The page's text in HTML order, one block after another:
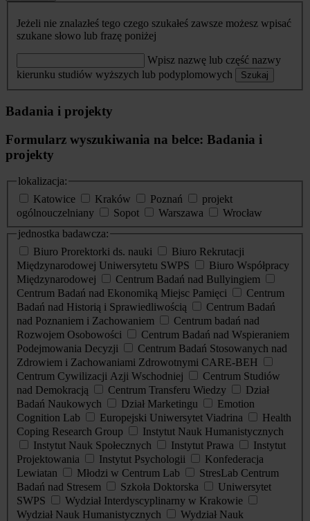
Jeżeli nie znalazłeś tego czego szukałeś zawsze możesz wpisać
szukane słowo lub frazę poniżej
Wpisz nazwę lub część nazwy
kierunku studiów wyższych lub podyplomowych
Szukaj
Badania i projekty
Formularz wyszukiwania na belce: Badania i
projekty
lokalizacja:
Katowice
Kraków Poznań
projekt
ogólnouczelniany
Sopot Warszawa
Wrocław
jednostka badawcza:
Biuro Prorektorki ds. nauki
Biuro Rekrutacji
Międzynarodowej Uniwersytetu SWPS
Biuro Współpracy
Międzynarodowej
Centrum Badań nad Bullyingiem
Centrum Badań nad Ekonomiką Miejsc Pamięci
Centrum
Badań nad Historią i Sprawiedliwością
Centrum Badań
nad Poznaniem i Zachowaniem
Centrum badań nad
Rozwojem Osobowości
Centrum Badań nad Wspieraniem
Podejmowania Decyzji
Centrum Badań Stosowanych nad
Zdrowiem i Zachowaniami Zdrowotnymi CARE-BEH
Centrum Cywilizacji Azji Wschodniej
Centrum Studiów
nad Demokracją
Centrum Transferu Wiedzy
Dział
Badań Naukowych
Dział Marketingu
Emotion
Cognition Lab
Europejski Uniwersytet Viadrina
Health
Coping Research Group
Instytut Nauk Humanistycznych
Instytut Nauk Społecznych
Instytut Prawa
Instytut
Projektowania
Instytut Psychologii
Konfederacja
Lewiatan
Młodzi w Centrum Lab
StresLab Centrum
Badań nad Stresem
Szkoła Doktorska
Uniwersytet
SWPS
Wydział Interdyscyplinarny w Krakowie
Wydział Nauk Humanistycznych
Wydział Nauk